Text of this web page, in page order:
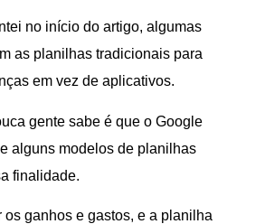
no início do artigo, algumas
as planilhas tradicionais para
em vez de aplicativos.
gente sabe é que o Google
alguns modelos de planilhas
finalidade.
os ganhos e gastos, e a planilha